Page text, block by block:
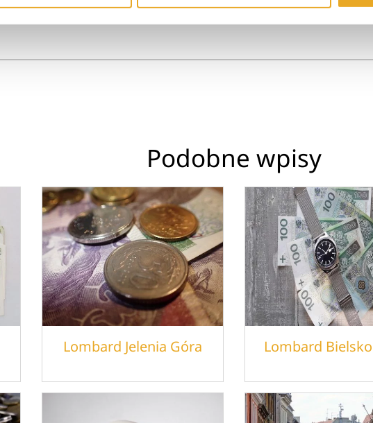
Podobne wpisy
Lombard Jelenia Góra Lombard Bielsko